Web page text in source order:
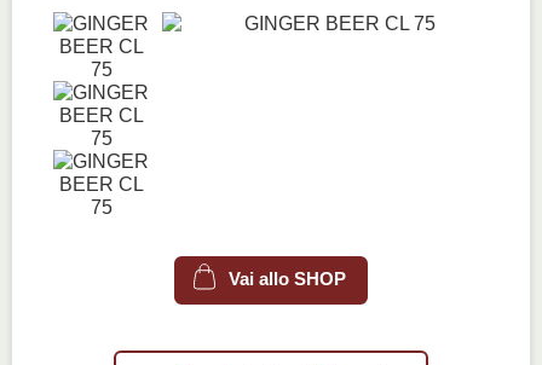
Vai allo SHOP